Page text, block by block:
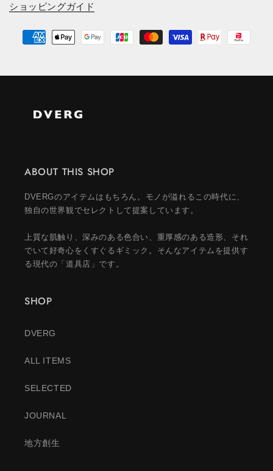
ショッピングガイド
ABOUT THIS SHOP
DVERGのアイテムはもちろん。モノが溢れるこの時代に、
独自の世界観でセレクトして提案しています。
上質な肌触り、深みのある色合い、重厚感のある造形、それ
でいて好奇心をくすぐるギミック。そんなアイテムを提供す
る現代の「道具店」です。
SHOP
DVERG
ALL ITEMS
SELECTED
JOURNAL
地方創生